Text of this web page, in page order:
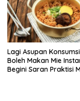
Lagi Asupan
Boleh Makan Mie
Begini Saran Praktisi